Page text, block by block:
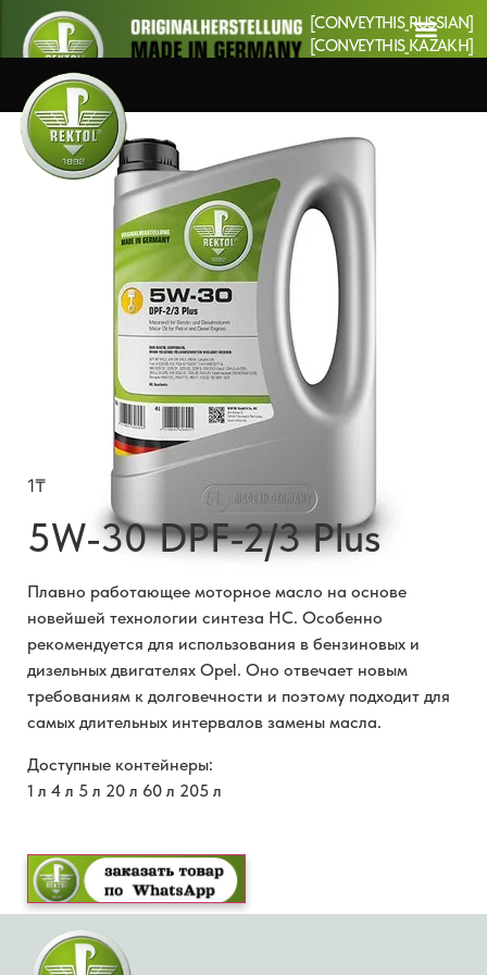
[CONVEYTHIS_RUSSIAN]
[CONVEYTHIS_KAZAKH]
1₸
5W-30 DPF-2/3 Plus
Плавно работающее моторное масло на основе
новейшей технологии синтеза HC. Особенно
рекомендуется для использования в бензиновых и
дизельных двигателях Opel. Оно отвечает новым
требованиям к долговечности и поэтому подходит для
самых длительных интервалов замены масла.
Доступные контейнеры:
1 л 4 л 5 л 20 л 60 л 205 л